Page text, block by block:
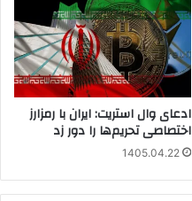
ادعای وال استریت: ایران با رمزارز
اختصاصی تحریم‌ها را دور زد
1405.04.22